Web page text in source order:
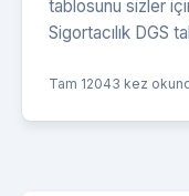
tablosunu sizler
Sigortacılık DGS
Tam 12043 kez